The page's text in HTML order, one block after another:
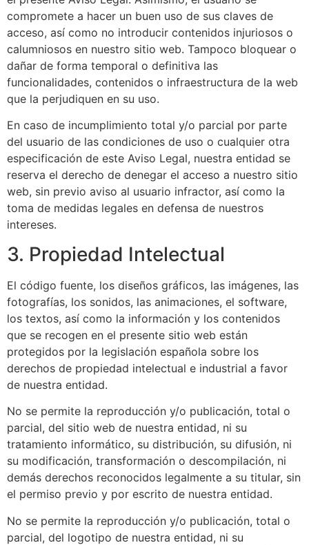
compromete a hacer un buen uso de sus claves de
acceso, así como no introducir contenidos injuriosos o
calumniosos en nuestro sitio web. Tampoco bloquear o
dañar de forma temporal o definitiva las
funcionalidades, contenidos o infraestructura de la web
que la perjudiquen en su uso.
En caso de incumplimiento total y/o parcial por parte
del usuario de las condiciones de uso o cualquier otra
especificación de este Aviso Legal, nuestra entidad se
reserva el derecho de denegar el acceso a nuestro sitio
web, sin previo aviso al usuario infractor, así como la
toma de medidas legales en defensa de nuestros
intereses.
3. Propiedad Intelectual
El código fuente, los diseños gráficos, las imágenes, las
fotografías, los sonidos, las animaciones, el software,
los textos, así como la información y los contenidos
que se recogen en el presente sitio web están
protegidos por la legislación española sobre los
derechos de propiedad intelectual e industrial a favor
de nuestra entidad.
No se permite la reproducción y/o publicación, total o
parcial, del sitio web de nuestra entidad, ni su
tratamiento informático, su distribución, su difusión, ni
su modificación, transformación o descompilación, ni
demás derechos reconocidos legalmente a su titular, sin
el permiso previo y por escrito de nuestra entidad.
No se permite la reproducción y/o publicación, total o
parcial, del logotipo de nuestra entidad, ni su